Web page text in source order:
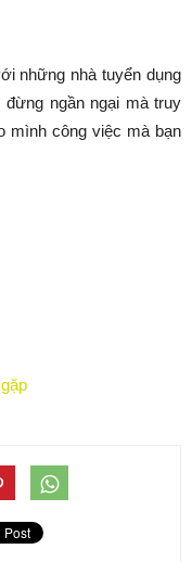
những nhà tuyển dụng
ngần ngại mà truy
mình công việc mà bạn